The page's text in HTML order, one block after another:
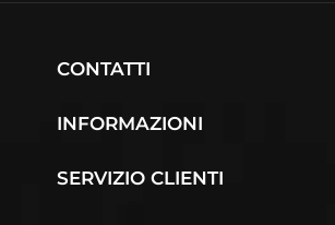
CONTATTI
INFORMAZIONI
SERVIZIO CLIENTI